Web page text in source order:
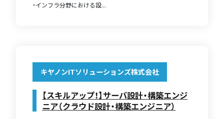
・インフラ分野における設...
キヤノンITソリューションズ株式会社
【スキルアップ！】サーバ設計・構築エンジ
ニア（クラウド設計・構築エンジニア）